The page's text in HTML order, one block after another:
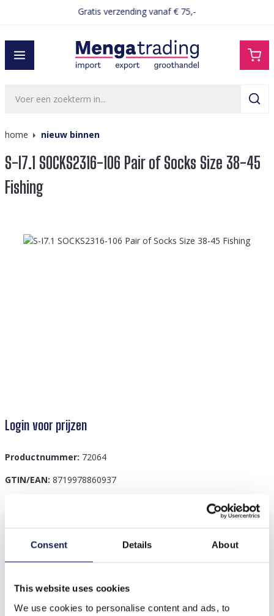
Consent Details About
This website uses cookies
We use cookies to personalise content and ads, to
Gratis verzending vanaf € 75,-
home nieuw binnen
S-I7.1 SOCKS2316-106 Pair of Socks Size 38-45
Fishing
Afbeeldingengalerij overslaan
Login voor prijzen
Productnummer: 72064
GTIN/EAN: 8719978860937
Beschrijving
S-I7.1 SOCKS2316-106 Paar sokken maat 38-45 Vissen
Anderen kochten ook